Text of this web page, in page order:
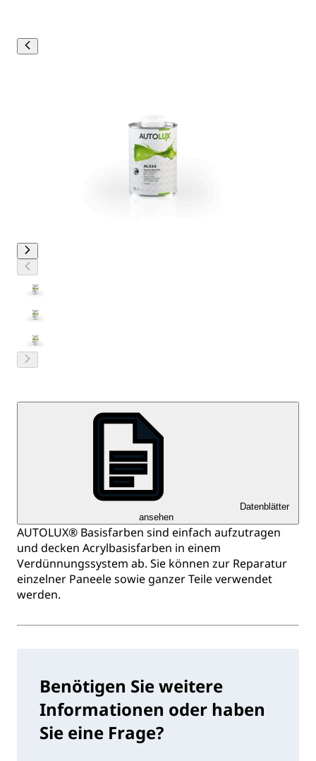
Datenblätter
ansehen
AUTOLUX® Basisfarben sind einfach aufzutragen
und decken Acrylbasisfarben in einem
Verdünnungssystem ab. Sie können zur Reparatur
einzelner Paneele sowie ganzer Teile verwendet
werden.
Benötigen Sie weitere
Informationen oder haben
Sie eine Frage?